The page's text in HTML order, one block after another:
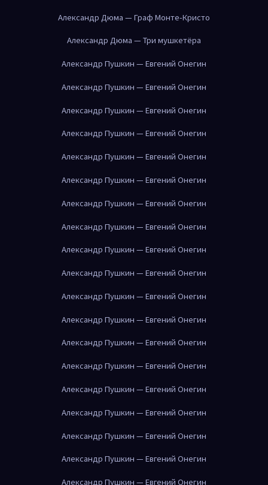
Александр Дюма — Граф Монте-Кристо
Александр Дюма — Три мушкетёра
Александр Пушкин — Евгений Онегин
Александр Пушкин — Евгений Онегин
Александр Пушкин — Евгений Онегин
Александр Пушкин — Евгений Онегин
Александр Пушкин — Евгений Онегин
Александр Пушкин — Евгений Онегин
Александр Пушкин — Евгений Онегин
Александр Пушкин — Евгений Онегин
Александр Пушкин — Евгений Онегин
Александр Пушкин — Евгений Онегин
Александр Пушкин — Евгений Онегин
Александр Пушкин — Евгений Онегин
Александр Пушкин — Евгений Онегин
Александр Пушкин — Евгений Онегин
Александр Пушкин — Евгений Онегин
Александр Пушкин — Евгений Онегин
Александр Пушкин — Евгений Онегин
Александр Пушкин — Евгений Онегин
Александр Пушкин — Евгений Онегин